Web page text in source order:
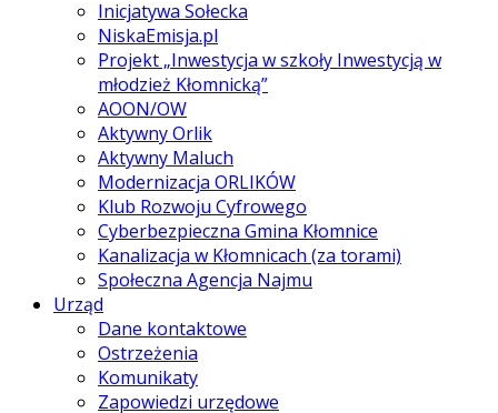
Inicjatywa Sołecka
NiskaEmisja.pl
Projekt „Inwestycja w szkoły Inwestycją w
młodzież Kłomnicką”
AOON/OW
Aktywny Orlik
Aktywny Maluch
Modernizacja ORLIKÓW
Klub Rozwoju Cyfrowego
Cyberbezpieczna Gmina Kłomnice
Kanalizacja w Kłomnicach (za torami)
Społeczna Agencja Najmu
Urząd
Dane kontaktowe
Ostrzeżenia
Komunikaty
Zapowiedzi urzędowe